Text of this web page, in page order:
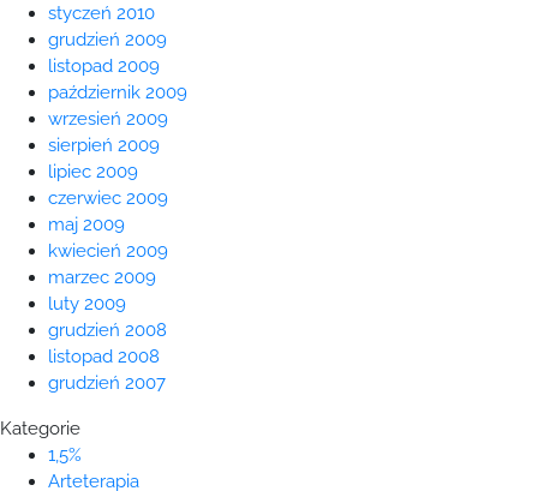
styczeń 2010
grudzień 2009
listopad 2009
październik 2009
wrzesień 2009
sierpień 2009
lipiec 2009
czerwiec 2009
maj 2009
kwiecień 2009
marzec 2009
luty 2009
grudzień 2008
listopad 2008
grudzień 2007
Kategorie
1,5%
Arteterapia